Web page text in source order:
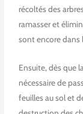
récoltés des
ramasser et
sont encore dans
Ensuite, dès que
nécessaire de
feuilles au sol et